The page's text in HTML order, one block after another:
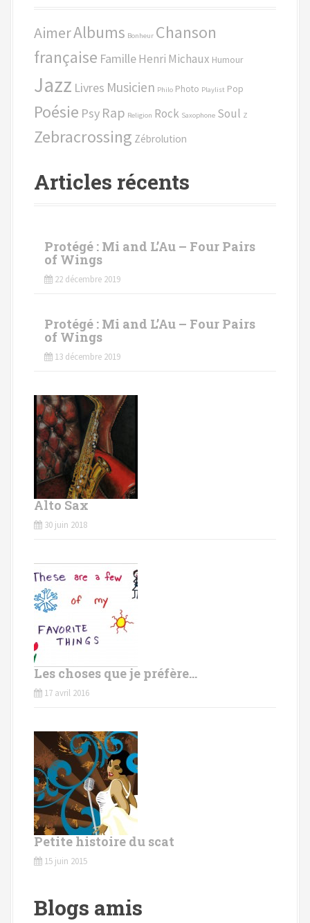
h
e
p
r
AimerAlbums Bonheur Chanson
française FamilleHenri Michaux Humour
Jazz Livres Musicien Philo Photo Playlist Pop
Poésie Psy Rap Religion Rock Saxophone Soul Z
Zebracrossing Zébrolution
Articles récents
Protégé : Mi and L’Au – Four Pairs
of Wings
22 décembre 2019
Protégé : Mi and L’Au – Four Pairs
of Wings
13 décembre 2019
Alto Sax
30 juin 2018
Les choses que je préfère…
17 avril 2016
Petite histoire du scat
15 juin 2015
Blogs amis